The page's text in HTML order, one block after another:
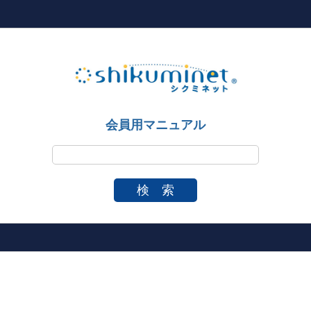
会員用マニュアル
検 索